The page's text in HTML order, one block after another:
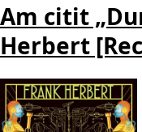
Am citit
Herbert